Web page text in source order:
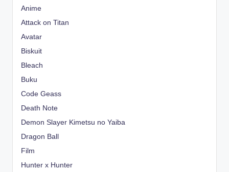
Anime
Attack on Titan
Avatar
Biskuit
Bleach
Buku
Code Geass
Death Note
Demon Slayer Kimetsu no Yaiba
Dragon Ball
Film
Hunter x Hunter